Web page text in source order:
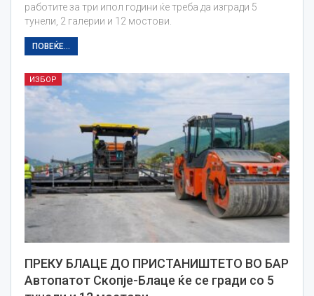
работите за три ипол години ќе треба да изгради 5
тунели, 2 галерии и 12 мостови.
ПОВЕЌЕ...
ИЗБОР
ПРЕКУ БЛАЦЕ ДО ПРИСТАНИШТЕТО ВО БАР
Автопатот Скопје-Блаце ќе се гради со 5